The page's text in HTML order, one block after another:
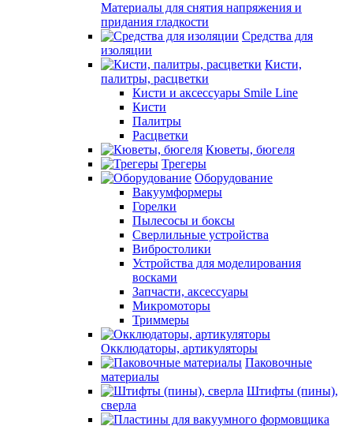
Материалы для снятия напряжения и
придания гладкости
Средства для
изоляции
Кисти,
палитры, расцветки
Кисти и аксессуары Smile Line
Кисти
Палитры
Расцветки
Кюветы, бюгеля
Трегеры
Оборудование
Вакуумформеры
Горелки
Пылесосы и боксы
Сверлильные устройства
Вибростолики
Устройства для моделирования
восками
Запчасти, аксессуары
Микромоторы
Триммеры
Окклюдаторы, артикуляторы
Паковочные
материалы
Штифты (пины),
сверла